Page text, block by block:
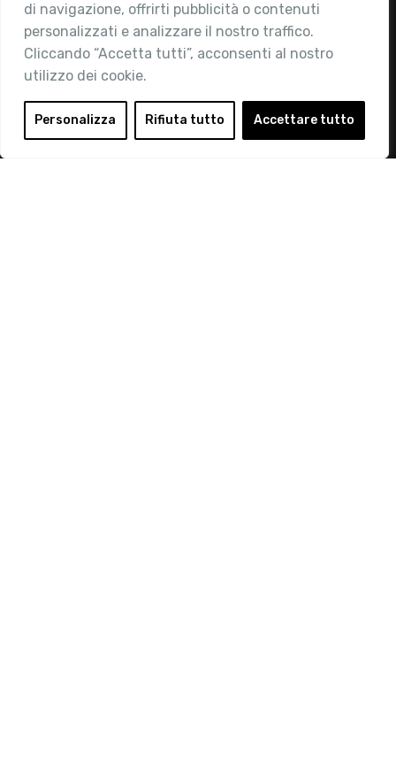
di navigazione, offrirti pubblicità o contenuti
personalizzati e analizzare il nostro traffico.
Cliccando “Accetta tutti”, acconsenti al nostro
utilizzo dei cookie.
Personalizza Rifiuta tutto Accettare tutto
Attività
Contatti
Area Riservata
Login
Diventa Socio